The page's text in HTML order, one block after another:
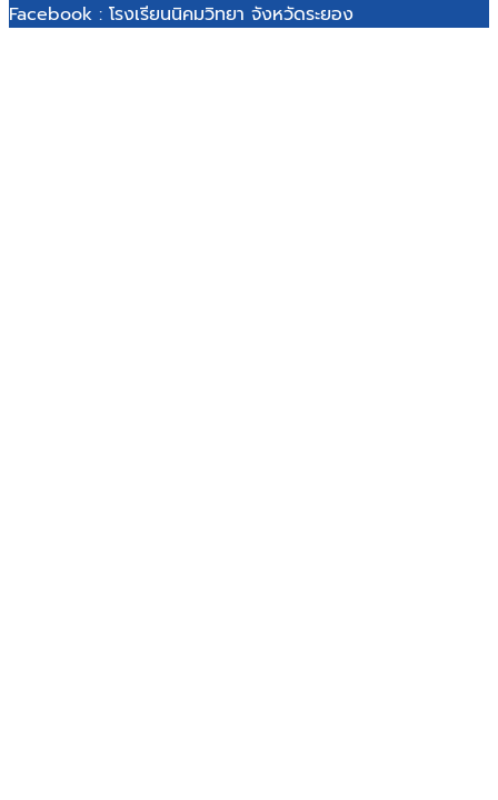
Facebook : โรงเรียนนิคมวิทยา จังหวัดระยอง